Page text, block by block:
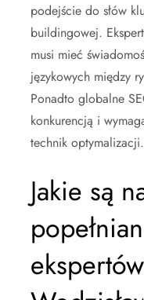
podejście do słów
buildingowej.
musi mieć
językowych między
Ponadto globalne
konkurencją i
technik optymalizacji.
Jakie są